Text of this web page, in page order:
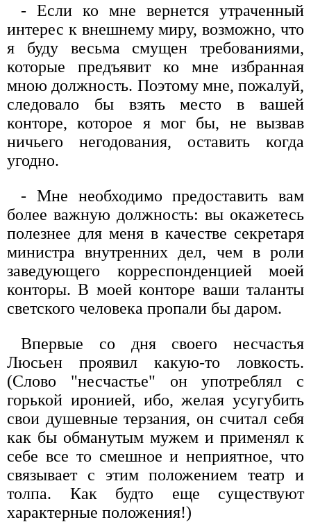
- Если ко мне вернется утраченный
интерес к внешнему миру, возможно, что
я буду весьма смущен требованиями,
которые предъявит ко мне избранная
мною должность. Поэтому мне, пожалуй,
следовало бы взять место в вашей
конторе, которое я мог бы, не вызвав
ничьего негодования, оставить когда
угодно.
- Мне необходимо предоставить вам
более важную должность: вы окажетесь
полезнее для меня в качестве секретаря
министра внутренних дел, чем в роли
заведующего корреспонденцией моей
конторы. В моей конторе ваши таланты
светского человека пропали бы даром.
Впервые со дня своего несчастья
Люсьен проявил какую-то ловкость.
(Слово "несчастье" он употреблял с
горькой иронией, ибо, желая усугубить
свои душевные терзания, он считал себя
как бы обманутым мужем и применял к
себе все то смешное и неприятное, что
связывает с этим положением театр и
толпа. Как будто еще существуют
характерные положения!)